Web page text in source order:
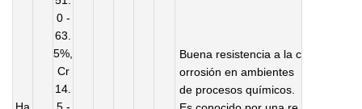
0 -
63.
5%,
Cr
14.
Buena resistencia a la c
orrosión en ambientes
de procesos químicos.